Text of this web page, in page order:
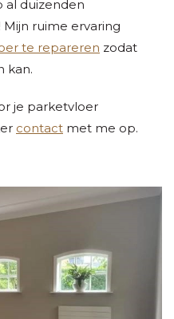
al duizenden
ruime ervaring
te repareren zodat
kan.
je parketvloer
contact met me op.